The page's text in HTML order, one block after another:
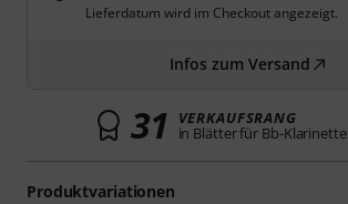
Produktvariationen
Lieferdatum wird im Checkout angezeigt.
Infos zum Versand
31 VERKAUFSRANG
in Blätter für Bb-